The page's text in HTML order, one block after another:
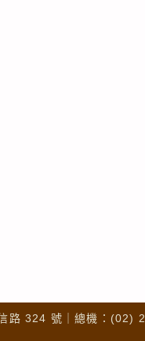
路 324 號｜總機：(02)